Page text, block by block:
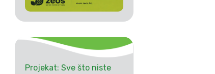
Projekat: Sve što niste